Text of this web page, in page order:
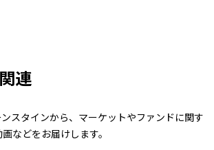
連
スタインから、マーケットやファンドに関す
などをお届けします。